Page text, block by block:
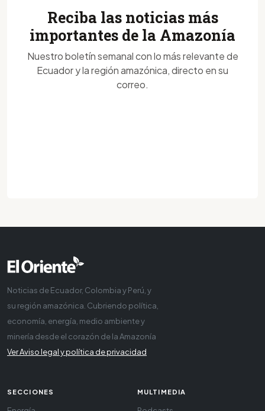
Reciba las noticias más
importantes de la Amazonía
Nuestro boletín semanal con lo más relevante de
Ecuador y la región amazónica, directo en su
correo.
Noticias de Ecuador, Colombia y Perú, y
su región amazónica. Cubriendo política,
economía, energía, medio ambiente y
minería desde el corazón de la Amazonía
Ver Aviso legal y política de privacidad
SECCIONES MULTIMEDIA